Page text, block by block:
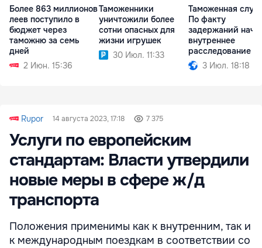
Более 863 миллионов
леев поступило в
бюджет через
таможню за семь
дней
2 Июн. 15:36
Таможенники
уничтожили более
сотни опасных для
жизни игрушек
30 Июл. 11:33
Таможенная
По факту
задержаний
внутреннее
расследование
3 Июл. 18:18
Rupor 14 августа 2023, 17:18 7 375
Услуги по европейским
стандартам: Власти утвердили
новые меры в сфере ж/д
транспорта
Положения применимы как к внутренним, так и
к международным поездкам в соответствии со